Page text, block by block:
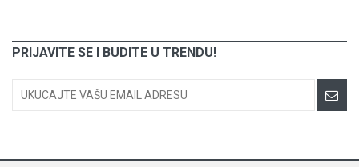
PRIJAVITE SE I BUDITE U TRENDU!